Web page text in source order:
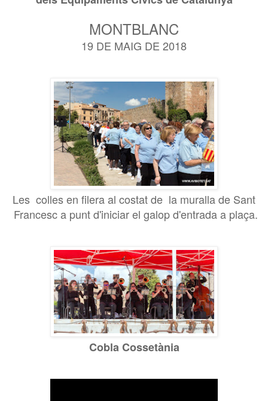
MONTBLANC
19 DE MAIG DE 2018
Les colles en filera al costat de la muralla de Sant
Francesc a punt d'iniciar el galop d'entrada a plaça.
Cobla Cossetània